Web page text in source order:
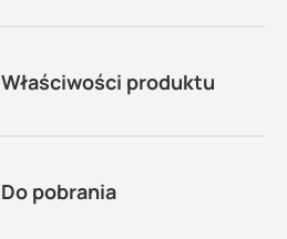
Właściwości produktu
Do pobrania